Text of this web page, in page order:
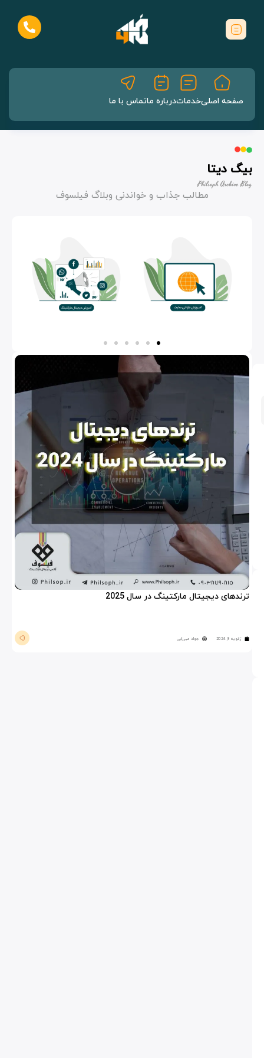
صفحه اصلیخدماتدرباره ماتماس با ما
بیگ دیتا
Philsoph Archive Blog
مطالب جذاب و خواندنی وبلاگ فیلسوف
ترندهای دیجیتال مارکتینگ در سال 2025
ژانویه 9, 2024 جواد میرزایی